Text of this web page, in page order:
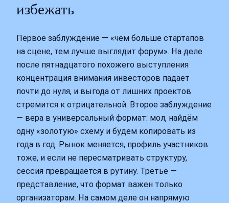
избежать
Первое заблуждение — «чем больше стартапов
на сцене, тем лучше выглядит форум». На деле
после пятнадцатого похожего выступления
концентрация внимания инвесторов падает
почти до нуля, и выгода от лишних проектов
стремится к отрицательной. Второе заблуждение
— вера в универсальный формат: мол, найдём
одну «золотую» схему и будем копировать из
года в год. Рынок меняется, профиль участников
тоже, и если не пересматривать структуру,
сессия превращается в рутину. Третье —
представление, что формат важен только
организаторам. На самом деле он напрямую